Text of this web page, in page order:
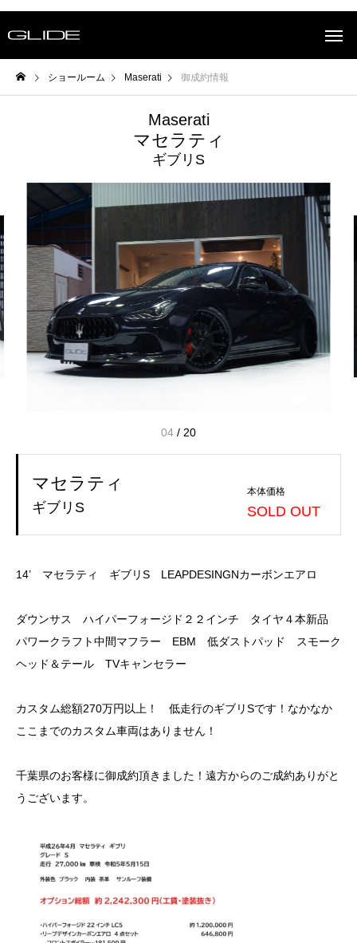
ショールーム Maserati 御成約情報
Maserati
マセラティ
ギブリS
04 / 20
マセラティ
ギブリS
本体価格
SOLD OUT
14’ マセラティ ギブリS LEAPDESINGNカーボンエアロ
ダウンサス ハイパーフォージド２２インチ タイヤ４本新品
パワークラフト中間マフラー EBM 低ダストパッド スモーク
ヘッド＆テール TVキャンセラー
カスタム総額270万円以上！ 低走行のギブリSです！なかなか
ここまでのカスタム車両はありません！
千葉県のお客様に御成約頂きました！遠方からのご成約ありがと
うございます。